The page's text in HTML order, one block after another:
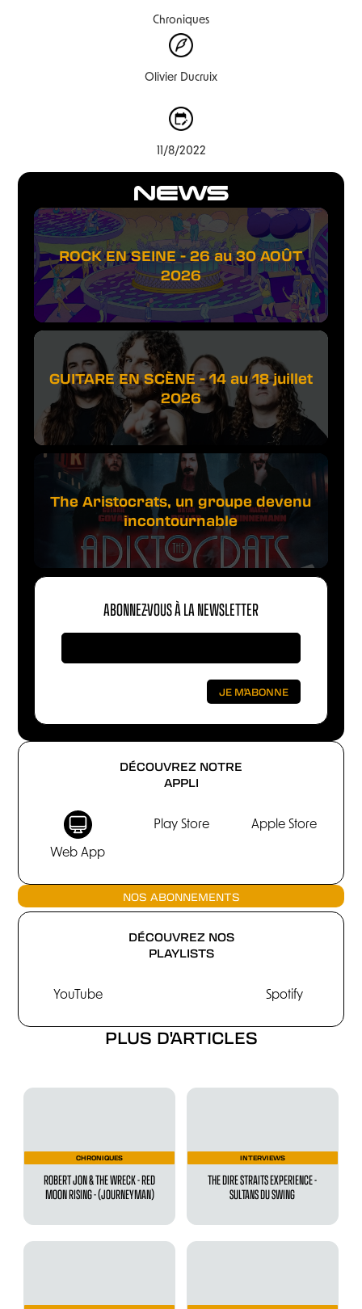
DÉCOUVREZ NOTRE
APPLI
Web App
Play Store Apple Store
NOS ABONNEMENTS
DÉCOUVREZ NOS
PLAYLISTS
YouTube Spotify
NEWS
ROCK EN SEINE - 26 au 30 AOÛT
2026
GUITARE EN SCÈNE - 14 au 18 juillet
2026
The Aristocrats, un groupe devenu
incontournable
ABONNEZ-VOUS À LA NEWSLETTER
Chroniques
Olivier Ducruix
11/8/2022
PLUS D'ARTICLES
CHRONIQUES
ROBERT JON & THE WRECK - RED
MOON RISING - (JOURNEYMAN)
INTERVIEWS
THE DIRE STRAITS EXPERIENCE -
SULTANS DU SWING